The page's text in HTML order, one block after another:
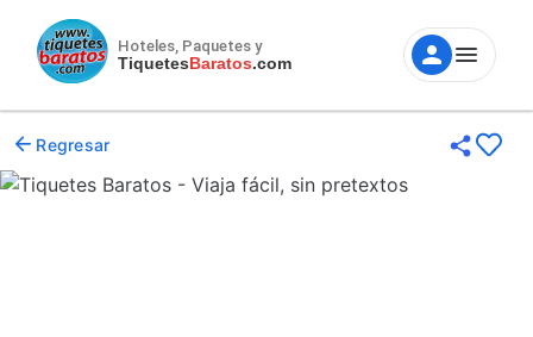
Hoteles, Paquetes y
TiquetesBaratos.com
Regresar